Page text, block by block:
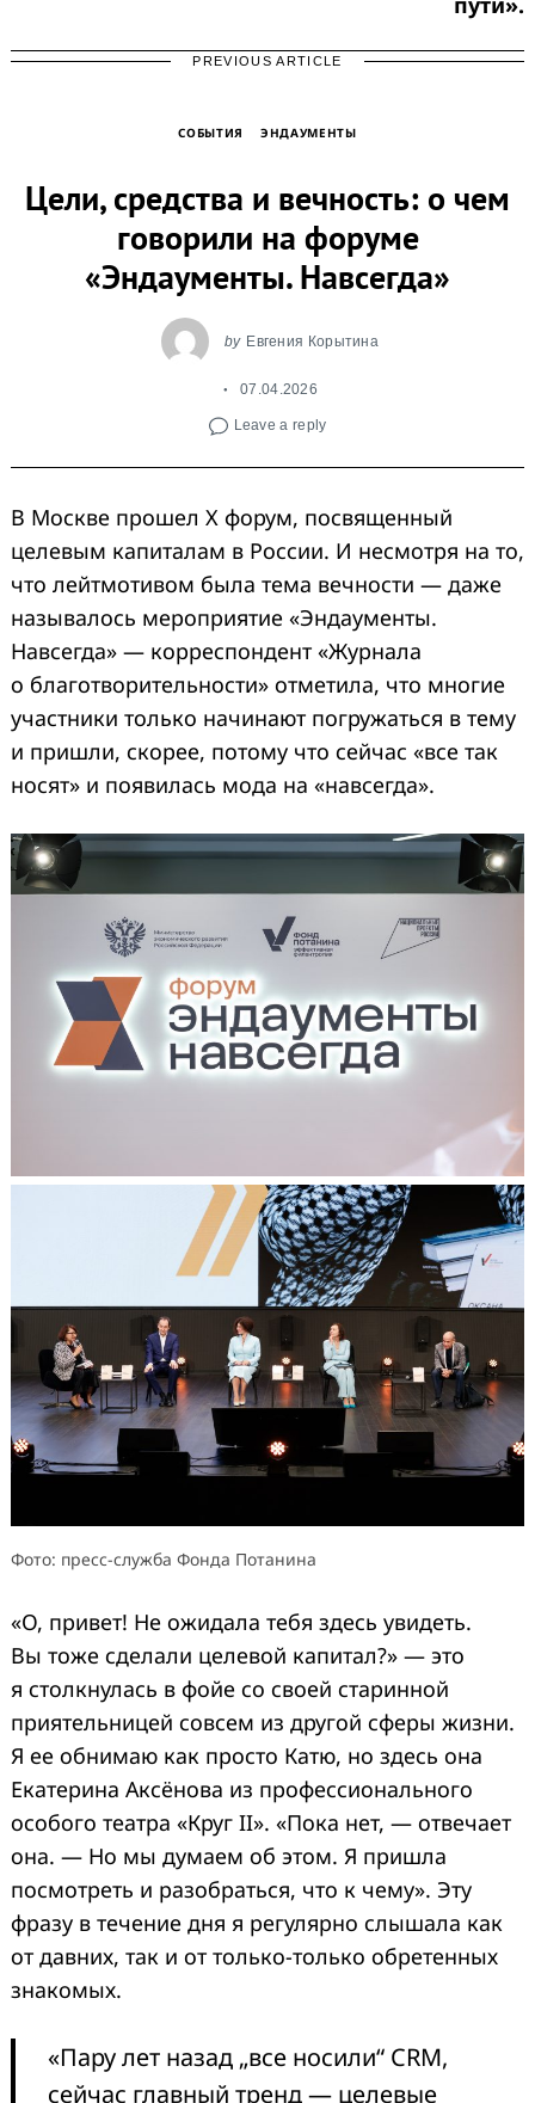
PREVIOUS ARTICLE
СОБЫТИЯ ЭНДАУМЕНТЫ
Цели, средства и вечность: о чем
говорили на форуме
«Эндаументы. Навсегда»
by Евгения Корытина
07.04.2026
Leave a reply
В Москве прошел Х форум, посвященный
целевым капиталам в России. И несмотря на то,
что лейтмотивом была тема вечности — даже
называлось мероприятие «Эндаументы.
Навсегда» — корреспондент «Журнала
о благотворительности» отметила, что многие
участники только начинают погружаться в тему
и пришли, скорее, потому что сейчас «все так
носят» и появилась мода на «навсегда».
Фото: пресс-служба Фонда Потанина
«О, привет! Не ожидала тебя здесь увидеть.
Вы тоже сделали целевой капитал?» — это
я столкнулась в фойе со своей старинной
приятельницей совсем из другой сферы жизни.
Я ее обнимаю как просто Катю, но здесь она
Екатерина Аксёнова из профессионального
особого театра «Круг II». «Пока нет, — отвечает
она. — Но мы думаем об этом. Я пришла
посмотреть и разобраться, что к чему». Эту
фразу в течение дня я регулярно слышала как
от давних, так и от только-только обретенных
знакомых.
«Пару лет назад „все носили“ CRM,
сейчас главный тренд — целевые